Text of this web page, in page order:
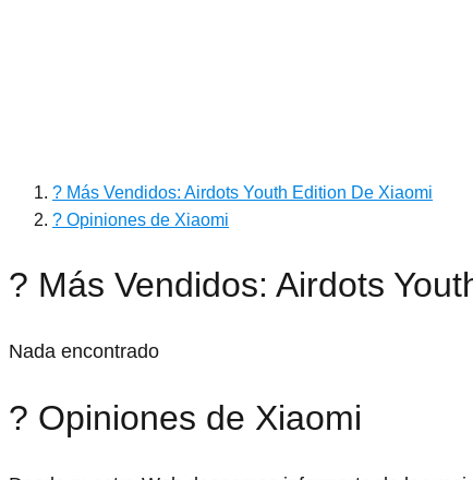
? Más Vendidos: Airdots Youth Edition De Xiaomi
? Opiniones de Xiaomi
? Más Vendidos: Airdots
Nada encontrado
? Opiniones de Xiaomi